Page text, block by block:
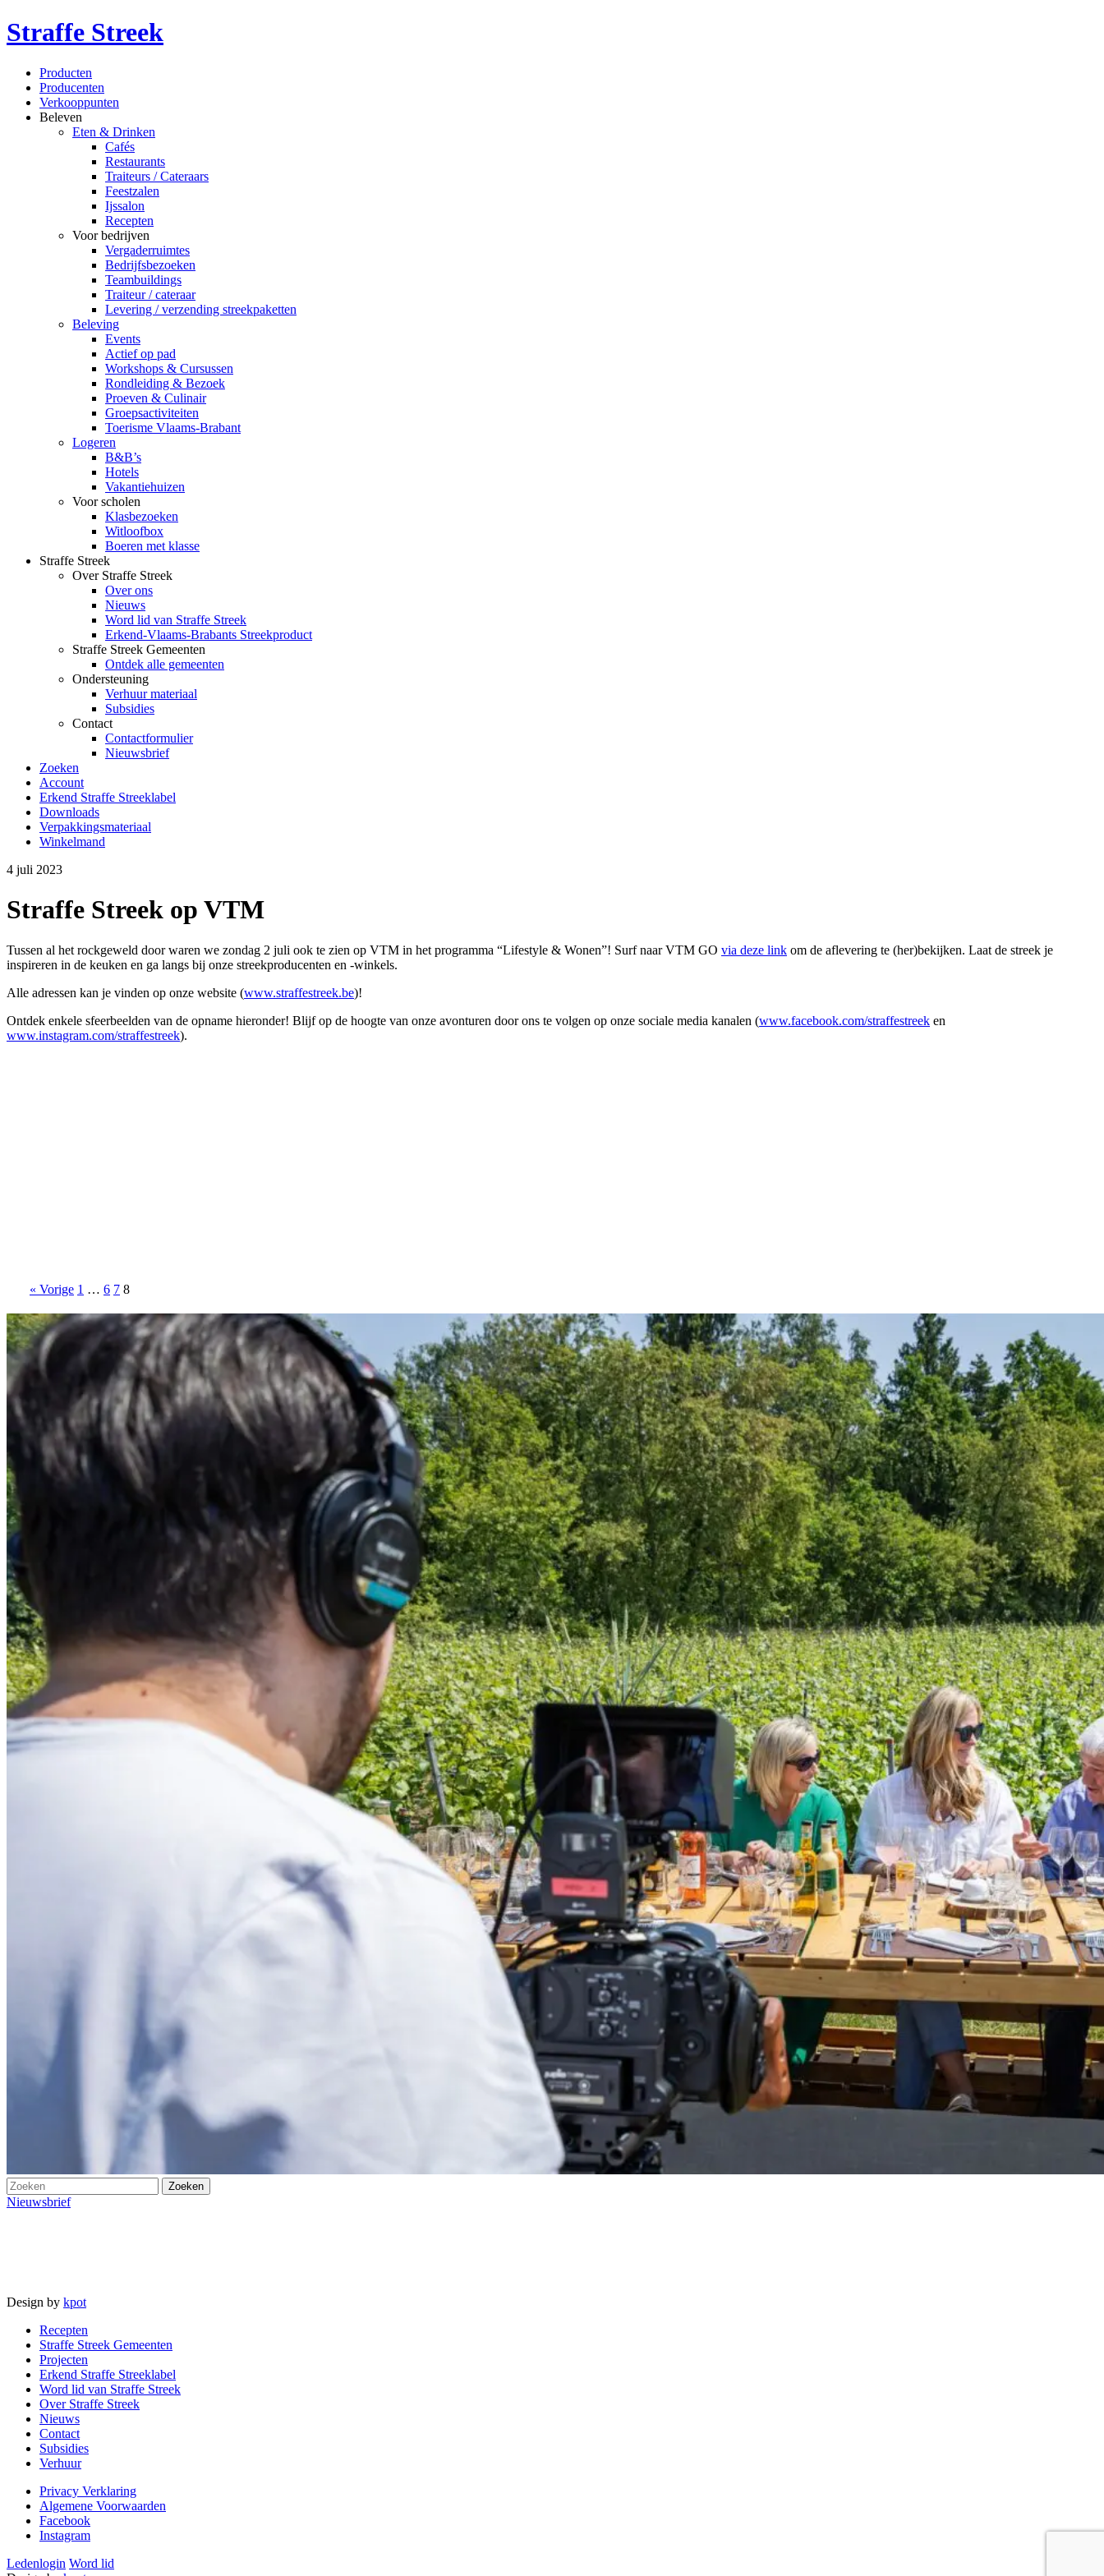
Straffe Streek
Producten
Producenten
Verkooppunten
Beleven
Eten & Drinken
Cafés
Restaurants
Traiteurs / Cateraars
Feestzalen
Ijssalon
Recepten
Voor bedrijven
Vergaderruimtes
Bedrijfsbezoeken
Teambuildings
Traiteur / cateraar
Levering / verzending streekpaketten
Beleving
Events
Actief op pad
Workshops & Cursussen
Rondleiding & Bezoek
Proeven & Culinair
Groepsactiviteiten
Toerisme Vlaams-Brabant
Logeren
B&B’s
Hotels
Vakantiehuizen
Voor scholen
Klasbezoeken
Witloofbox
Boeren met klasse
Straffe Streek
Over Straffe Streek
Over ons
Nieuws
Word lid van Straffe Streek
Erkend-Vlaams-Brabants Streekproduct
Straffe Streek Gemeenten
Ontdek alle gemeenten
Ondersteuning
Verhuur materiaal
Subsidies
Contact
Contactformulier
Nieuwsbrief
Zoeken
Account
Erkend Straffe Streeklabel
Downloads
Verpakkingsmateriaal
Winkelmand
4 juli 2023
Straffe Streek op VTM
Tussen al het rockgeweld door waren we zondag 2 juli ook te zien op VTM in het programma “Lifestyle & Wonen”! Surf naar VTM GO via deze link om de aflevering te (her)bekijken. Laat de streek je
inspireren in de keuken en ga langs bij onze streekproducenten en -winkels.
Alle adressen kan je vinden op onze website (www.straffestreek.be)!
Ontdek enkele sfeerbeelden van de opname hieronder! Blijf op de hoogte van onze avonturen door ons te volgen op onze sociale media kanalen (www.facebook.com/straffestreek en
www.instagram.com/straffestreek).
« Vorige 1 … 6 7 8
Nieuwsbrief
Design by kpot
Recepten
Straffe Streek Gemeenten
Projecten
Erkend Straffe Streeklabel
Word lid van Straffe Streek
Over Straffe Streek
Nieuws
Contact
Subsidies
Verhuur
Privacy Verklaring
Algemene Voorwaarden
Facebook
Instagram
Ledenlogin Word lid